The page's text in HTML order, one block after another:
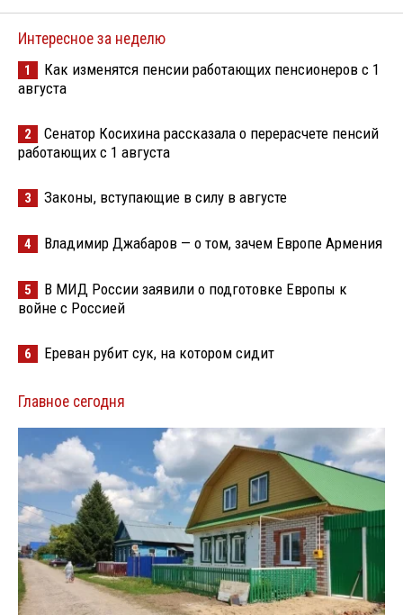
Интересное за неделю
1
Как изменятся пенсии работающих пенсионеров с 1
августа
2
Сенатор Косихина рассказала о перерасчете пенсий
работающих с 1 августа
3 Законы, вступающие в силу в августе
4 Владимир Джабаров — о том, зачем Европе Армения
5
В МИД России заявили о подготовке Европы к
войне с Россией
6 Ереван рубит сук, на котором сидит
Главное сегодня